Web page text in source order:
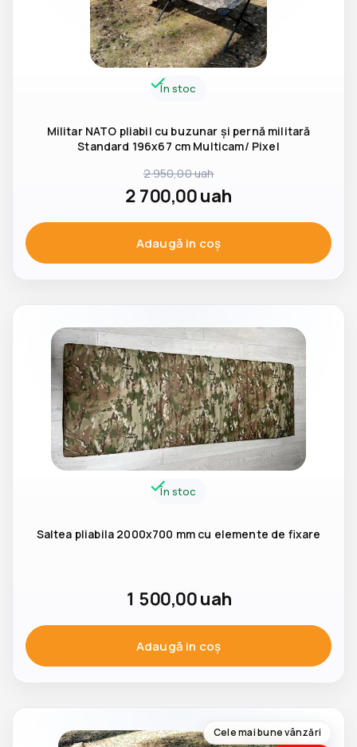
În stoc
Militar NATO pliabil cu buzunar și pernă militară
Standard 196x67 cm Multicam/ Pixel
2 950,00uah
2 700,00uah
Adaugă in coş
În stoc
Saltea pliabila 2000x700 mm cu elemente de fixare
1 500,00uah
Adaugă in coş
Cele mai bune vânzări